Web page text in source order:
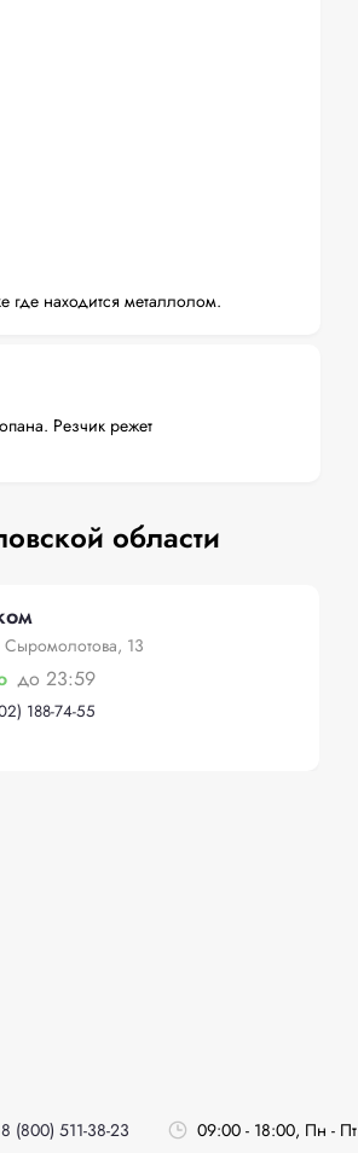
находится металлолом.
Резчик режет
области
Сыромолотова, 13
до 23:59
188-74-55
8 (800) 511-38-23 09:00 - 18:00, Пн - Пт